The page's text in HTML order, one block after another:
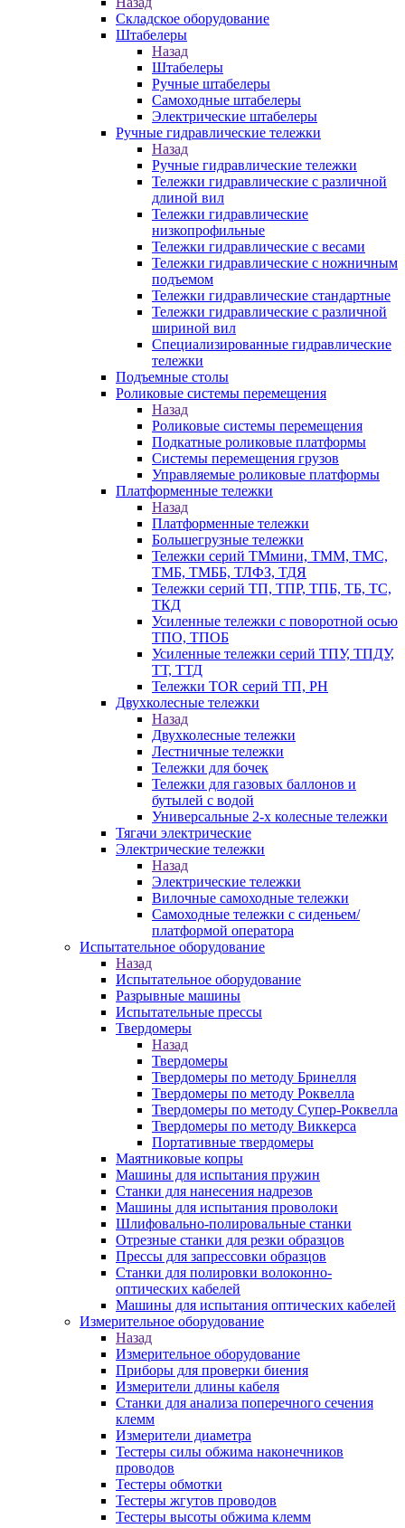
Складское оборудование
Штабелеры
Назад
Штабелеры
Ручные штабелеры
Самоходные штабелеры
Электрические штабелеры
Ручные гидравлические тележки
Назад
Ручные гидравлические тележки
Тележки гидравлические с различной
длиной вил
Тележки гидравлические
низкопрофильные
Тележки гидравлические с весами
Тележки гидравлические с ножничным
подъемом
Тележки гидравлические стандартные
Тележки гидравлические с различной
шириной вил
Специализированные гидравлические
тележки
Подъемные столы
Роликовые системы перемещения
Назад
Роликовые системы перемещения
Подкатные роликовые платформы
Системы перемещения грузов
Управляемые роликовые платформы
Платформенные тележки
Назад
Платформенные тележки
Большегрузные тележки
Тележки серий ТМмини, ТММ, ТМС,
ТМБ, ТМББ, ТЛФЗ, ТДЯ
Тележки серий ТП, ТПР, ТПБ, ТБ, ТС,
ТКД
Усиленные тележки с поворотной осью
ТПО, ТПОБ
Усиленные тележки серий ТПУ, ТПДУ,
ТТ, ТТД
Тележки TOR серий ТП, PH
Двухколесные тележки
Назад
Двухколесные тележки
Лестничные тележки
Тележки для бочек
Тележки для газовых баллонов и
бутылей с водой
Универсальные 2-х колесные тележки
Тягачи электрические
Электрические тележки
Назад
Электрические тележки
Вилочные самоходные тележки
Самоходные тележки с сиденьем/
платформой оператора
Испытательное оборудование
Назад
Испытательное оборудование
Разрывные машины
Испытательные прессы
Твердомеры
Назад
Твердомеры
Твердомеры по методу Бринелля
Твердомеры по методу Роквелла
Твердомеры по методу Супер-Роквелла
Твердомеры по методу Виккерса
Портативные твердомеры
Маятниковые копры
Машины для испытания пружин
Станки для нанесения надрезов
Машины для испытания проволоки
Шлифовально-полировальные станки
Отрезные станки для резки образцов
Прессы для запрессовки образцов
Станки для полировки волоконно-
оптических кабелей
Машины для испытания оптических кабелей
Измерительное оборудование
Назад
Измерительное оборудование
Приборы для проверки биения
Измерители длины кабеля
Станки для анализа поперечного сечения
клемм
Измерители диаметра
Тестеры силы обжима наконечников
проводов
Тестеры обмотки
Тестеры жгутов проводов
Тестеры высоты обжима клемм